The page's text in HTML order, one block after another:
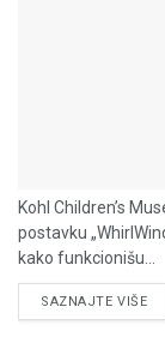
Kohl Children’s
postavku
kako funkcionišu...
SAZNAJTE VIŠE